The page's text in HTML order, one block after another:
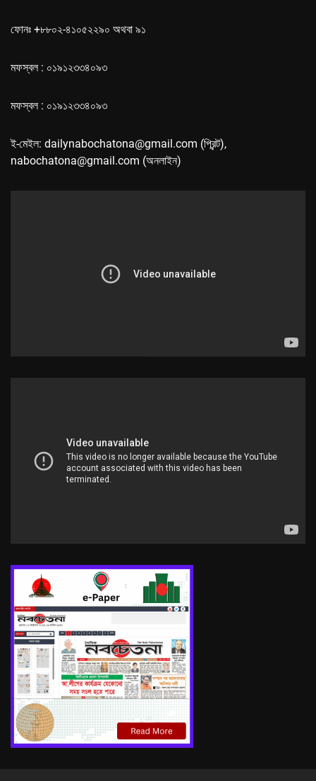
ফোনঃ +৮৮০২-৪১০৫২২৯০ অথবা ৯১
মফস্বল : ০১৯১২৩৩৪০৯৩
মফস্বল : ০১৯১২৩৩৪০৯৩
ই-মেইল: dailynabochatona@gmail.com (প্রিন্ট),
nabochatona@gmail.com (অনলাইন)